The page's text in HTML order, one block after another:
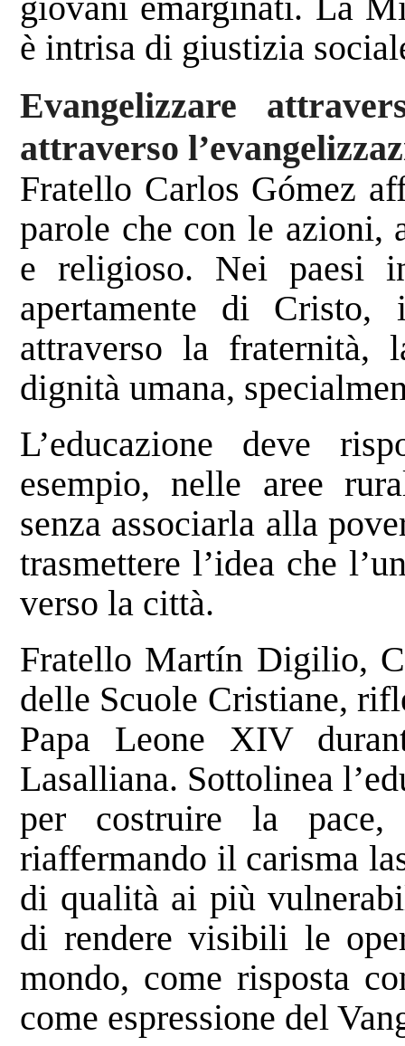
è intrisa di giustizia
Evangelizzare
attraverso
Fratello Carlos Gómez
parole che con le azioni,
e religioso. Nei paesi
apertamente di Cristo,
attraverso la fraternità,
dignità umana,
L’educazione deve
esempio, nelle aree
senza associarla alla
trasmettere l’idea che
verso la città.
Fratello Martín Digilio,
delle Scuole Cristiane,
Papa Leone XIV
Lasalliana. Sottolinea
per costruire la
riaffermando il carisma
di qualità ai più
di rendere visibili le
mondo, come risposta
come espressione del